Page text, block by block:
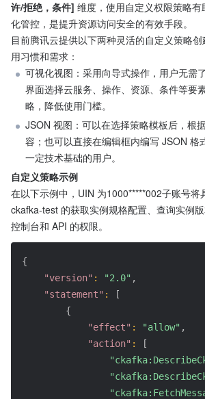
许/拒绝，条件] 维度，使用自定义权限策略
化管控，是提升资源访问安全的有效手段。
目前腾讯云提供以下两种灵活的自定义策略
用习惯和需求：
可视化视图：采用向导式操作，用户无需
界面选择云服务、操作、资源、条件等要
略，降低使用门槛。
JSON 视图：可以在选择策略模板后，根
容；也可以直接在编辑框内编写 JSON 格
一定技术基础的用户。
自定义策略示例
在以下示例中，UIN 为1000*****002子账号将
ckafka-test 的获取实例规格配置、查询实例
控制台和 API 的权限。
{
"version" : "2.0" ,
"statement" :
[
{
"effect" : "allow" ,
"action" :
[